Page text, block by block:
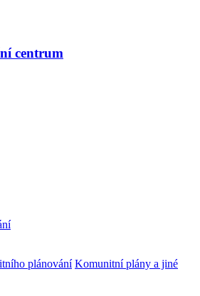
centrum
plánování Komunitní plány a jiné